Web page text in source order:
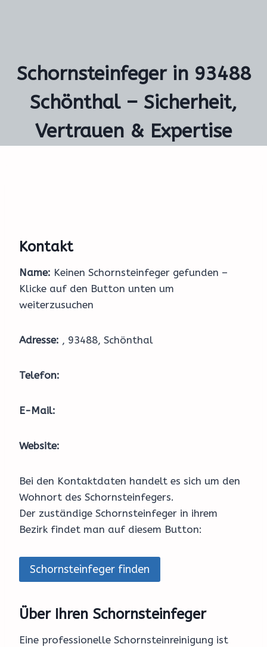
Schornsteinfeger in 93488
Schönthal – Sicherheit,
Vertrauen & Expertise
Kontakt
Name: Keinen Schornsteinfeger gefunden –
Klicke auf den Button unten um
weiterzusuchen
Adresse: , 93488, Schönthal
Telefon:
E-Mail:
Website:
Bei den Kontaktdaten handelt es sich um den
Wohnort des Schornsteinfegers.
Der zuständige Schornsteinfeger in ihrem
Bezirk findet man auf diesem Button:
Schornsteinfeger finden
Über Ihren Schornsteinfeger
Eine professionelle Schornsteinreinigung ist